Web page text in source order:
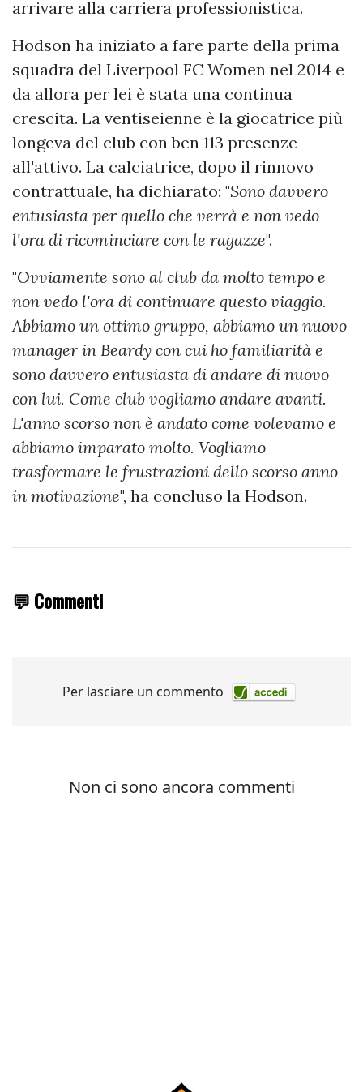
arrivare alla carriera professionistica.
Hodson ha iniziato a fare parte della prima
squadra del Liverpool FC Women nel 2014 e
da allora per lei è stata una continua
crescita. La ventiseienne è la giocatrice più
longeva del club con ben 113 presenze
all'attivo. La calciatrice, dopo il rinnovo
contrattuale, ha dichiarato: "Sono davvero
entusiasta per quello che verrà e non vedo
l'ora di ricominciare con le ragazze".
"Ovviamente sono al club da molto tempo e
non vedo l'ora di continuare questo viaggio.
Abbiamo un ottimo gruppo, abbiamo un nuovo
manager in Beardy con cui ho familiarità e
sono davvero entusiasta di andare di nuovo
con lui. Come club vogliamo andare avanti.
L'anno scorso non è andato come volevamo e
abbiamo imparato molto. Vogliamo
trasformare le frustrazioni dello scorso anno
in motivazione", ha concluso la Hodson.
💬 Commenti